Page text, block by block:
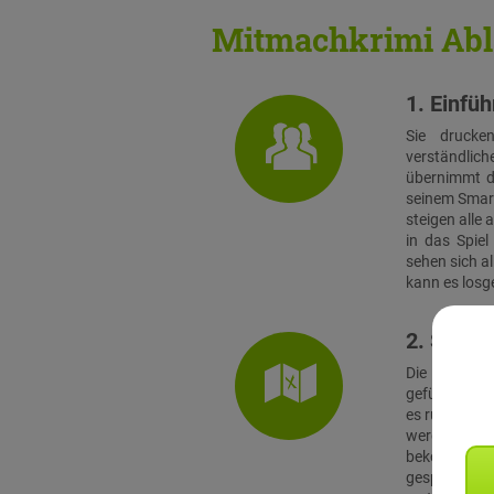
Mitmachkrimi
1.
Sie
übernimmt
seinem
steigen alle
in das
sehen sich
kann es
2.
Die Teams
geführt, zu
es rund ein
werden. Vor
bekommt
gespielt.